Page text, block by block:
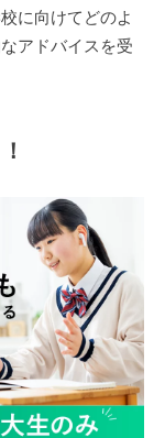
校に向けてど
的なアドバイ